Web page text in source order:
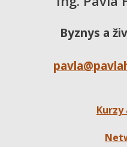
Byznys a
Kurzy